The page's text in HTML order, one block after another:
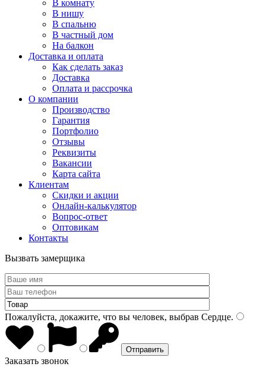
В комнату
В нишу
В спальню
В частный дом
На балкон
Доставка и оплата
Как сделать заказ
Доставка
Оплата и рассрочка
О компании
Производство
Гарантия
Портфолио
Отзывы
Реквизиты
Вакансии
Карта сайта
Клиентам
Скидки и акции
Онлайн-калькулятор
Вопрос-ответ
Оптовикам
Контакты
Вызвать замерщика
Пожалуйста, докажите, что вы человек, выбрав Сердце.
Заказать звонок